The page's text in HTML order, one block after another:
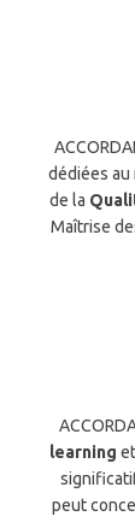
dédiées au
de la
Maîtrise
learning
peut